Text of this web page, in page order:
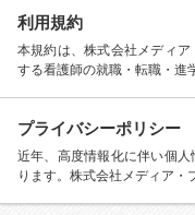
利用規約
本規約は、株式会社メディ
する看護師の就職・転職・
プライバシーポリシー
近年、高度情報化に伴い個
ります。株式会社メディア